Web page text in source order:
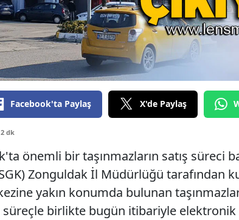
Facebook'ta Paylaş X'de Paylaş
dk
önemli bir taşınmazların satış süreci
Zonguldak İl Müdürlüğü tarafından
yakın konumda bulunan
süreçle birlikte bugün itibariyle